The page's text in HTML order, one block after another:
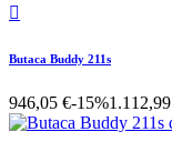

Butaca Buddy 211s
946,05 €-15%